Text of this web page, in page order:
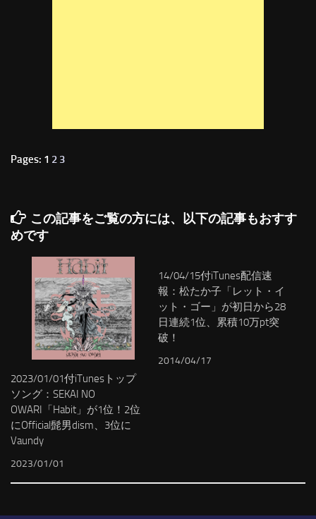
Pages: 1 2 3
この記事をご覧の方には、以下の記事もおすす
めです
2023/01/01付iTunesトップ
ソング：SEKAI NO
OWARI「Habit」が1位！2位
にOfficial髭男dism、3位に
Vaundy
2023/01/01
14/04/15付iTunes配信速
報：松たか子「レット・イ
ット・ゴー」が初日から28
日連続1位、累積10万pt突
破！
2014/04/17